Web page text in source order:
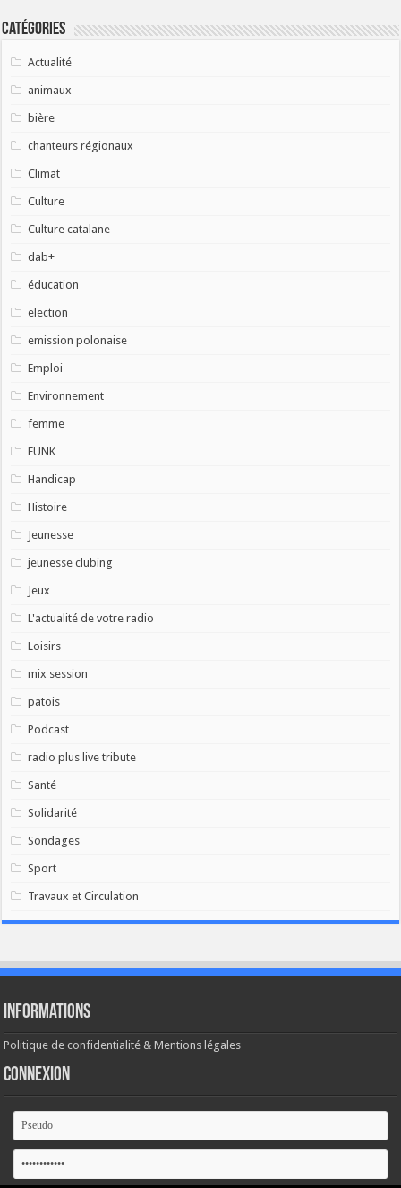
Catégories
Actualité
animaux
bière
chanteurs régionaux
Climat
Culture
Culture catalane
dab+
éducation
election
emission polonaise
Emploi
Environnement
femme
FUNK
Handicap
Histoire
Jeunesse
jeunesse clubing
Jeux
L'actualité de votre radio
Loisirs
mix session
patois
Podcast
radio plus live tribute
Santé
Solidarité
Sondages
Sport
Travaux et Circulation
Informations
Politique de confidentialité & Mentions légales
Connexion